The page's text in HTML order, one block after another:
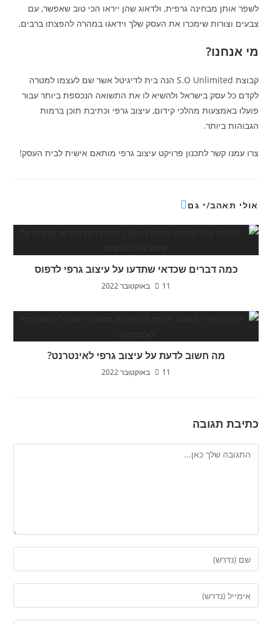
לשפר אותן מבחינה גרפית, ולדאוג שהן ייראו הכי טוב שאפשר, עם
צבעים וצורות שימכרו את העסק שלך וידאגו במהרה להפצתו ברבים.
מי אנחנו?
קבוצת S.O Unlimited הנה בית לדיגיטל אשר שם לעצמו למטרה
לקדם כל עסק בישראל ולהשיא לו את התשואה הנכספת ביותר עבור
פועלו באמצעות מהלכי קידום, עיצוב גרפי וכתיבת תוכן ברמות
הגבוהות ביותר.
צרו עמנו קשר לתכנון פרויקט עיצוב גרפי מותאם אישית לבית העסק!
אולי תאהב/י גם
כמה דברים שכדאי שתדעו על עיצוב גרפי לדפוס
11 באוקטובר 2022
מה חשוב לדעת על עיצוב גרפי לאינטרנט?
11 באוקטובר 2022
כתיבת תגובה